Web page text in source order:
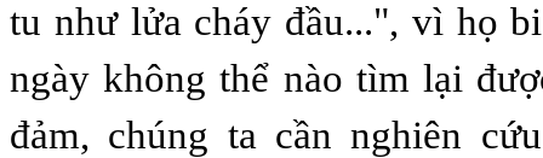
tu như lửa cháy đầu...", vì họ
ngày không thể nào tìm lại
đảm, chúng ta cần nghiên